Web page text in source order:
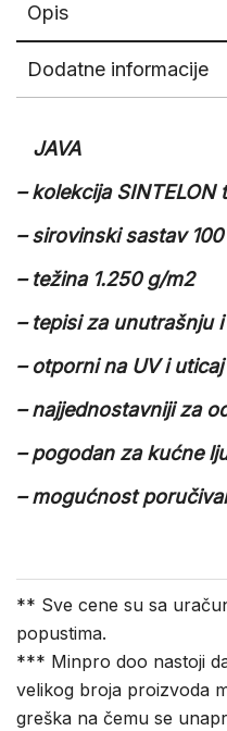
Opis
Dodatne informacije
JAVA
– kolekcija SINTELON
– sirovinski sastav
– težina 1.250 g/m2
– tepisi za unutrašnju
– otporni na UV i
– najjednostavniji za
– pogodan za kućne
– mogućnost
** Sve cene su sa
popustima.
*** Minpro doo nastoji
velikog broja proizvoda
greška na čemu se